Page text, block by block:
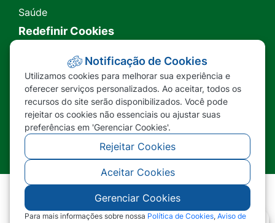
Saúde
Redefinir Cookies
Transparência
Ouvidoria
SIC
©2026 - Prefeitura Municipal de Nova Lacerda -
MT - Todos os direitos reservados
Notificação de Cookies
Utilizamos cookies para melhorar sua experiência e
oferecer serviços personalizados. Ao aceitar, todos os
recursos do site serão disponibilizados. Você pode
rejeitar os cookies não essenciais ou ajustar suas
preferências em 'Gerenciar Cookies'.
Rejeitar Cookies
Aceitar Cookies
Gerenciar Cookies
Para mais informações sobre nossa Política de Cookies, Aviso de